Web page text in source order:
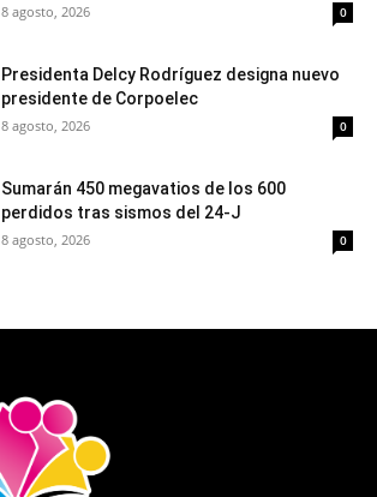
8 agosto, 2026 0
Presidenta Delcy Rodríguez designa nuevo
presidente de Corpoelec
8 agosto, 2026 0
Sumarán 450 megavatios de los 600
perdidos tras sismos del 24-J
8 agosto, 2026 0